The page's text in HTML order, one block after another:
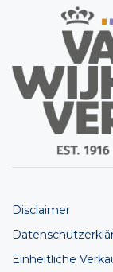
Disclaimer
Einheitliche